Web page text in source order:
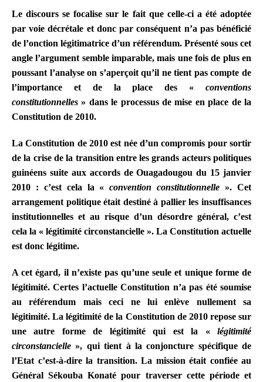
Le discours se focalise sur le fait que celle-ci a été adoptée
par voie décrétale et donc par conséquent n’a pas bénéficié
de l’onction légitimatrice d’un référendum. Présenté sous cet
angle l’argument semble imparable, mais une fois de plus en
poussant l’analyse on s’aperçoit qu’il ne tient pas compte de
l’importance et de la place des « conventions
constitutionnelles » dans le processus de mise en place de la
Constitution de 2010.
La Constitution de 2010 est née d’un compromis pour sortir
de la crise de la transition entre les grands acteurs politiques
guinéens suite aux accords de Ouagadougou du 15 janvier
2010 : c’est cela la «convention constitutionnelle ». Cet
arrangement politique était destiné à pallier les insuffisances
institutionnelles et au risque d’un désordre général, c’est
cela la « légitimité circonstancielle ». La Constitution actuelle
est donc légitime.
A cet égard, il n’existe pas qu’une seule et unique forme de
légitimité. Certes l’actuelle Constitution n’a pas été soumise
au référendum mais ceci ne lui enlève nullement sa
légitimité. La légitimité de la Constitution de 2010 repose sur
une autre forme de légitimité qui est la « légitimité
circonstancielle», qui tient à la conjoncture spécifique de
l’Etat c’est-à-dire la transition. La mission était confiée au
Général Sékouba Konaté pour traverser cette période et